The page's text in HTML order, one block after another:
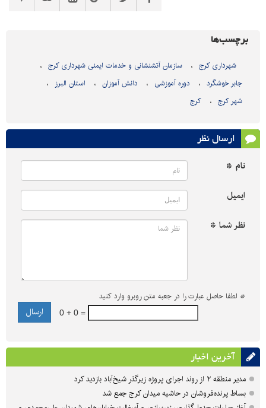
برچسب‌ها
شهرداری کرج
سازمان آتشنشانی و خدمات ایمنی شهرداری کرج
جابر خوشگرد
دوره آموزشی دانش آموزان
استان البرز
شهر کرج
کرج
ارسال نظر
نام *
ایمیل
نظر شما *
* لطفا حاصل عبارت را در جعبه متن روبرو وارد کنید
0 + 0 =
آخرین اخبار
مدیر منطقه ۲ از روند اجرای پروژه زیرگذر شیخ‌آباد بازدید کرد
بساط پرنده‌فروشان در حاشیه میدان کرج جمع شد